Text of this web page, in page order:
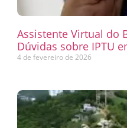
Assistente Virtual do
Dúvidas sobre IPTU
4 de fevereiro de 2026